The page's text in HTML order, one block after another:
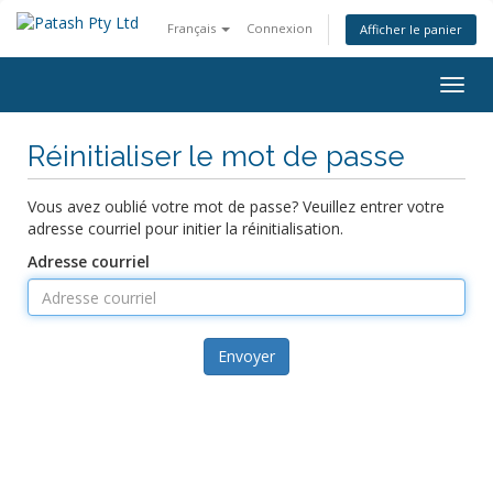
Français Connexion Afficher le panier
la
Réinitialiser le mot de passe
Vous avez oublié votre mot de passe? Veuillez entrer votre
adresse courriel pour initier la réinitialisation.
Adresse courriel
Envoyer